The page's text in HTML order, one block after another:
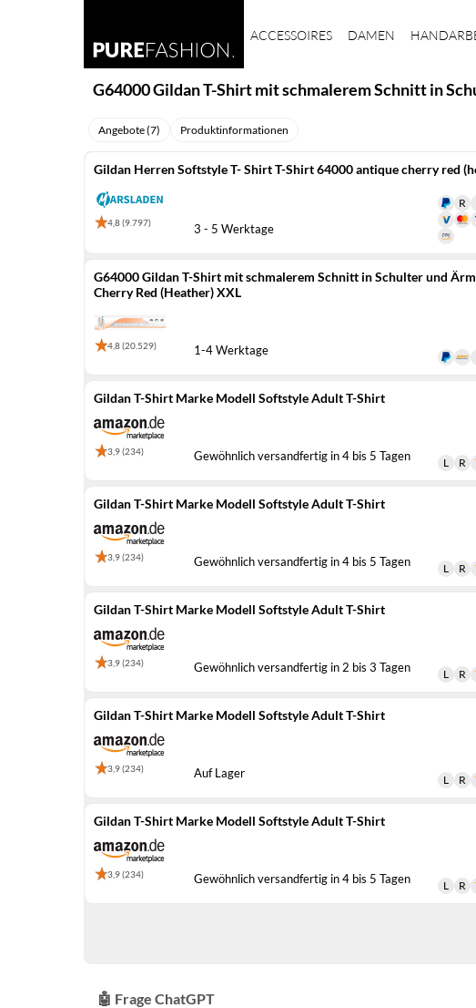
ACCESSOIRES DAMEN
G64000 Gildan T-Shirt mit schmalerem Schnitt in
Angebote (7) Produktinformationen
Gildan Herren Softstyle T- Shirt T-Shirt 64000 antique cherry red
4,8 (9.797)
3 - 5 Werktage
G64000 Gildan T-Shirt mit schmalerem Schnitt in Schulter und
Cherry Red (Heather) XXL
4,8 (20.529) 1-4 Werktage
Gildan T-Shirt Marke Modell Softstyle Adult T-Shirt
3,9 (234) Gewöhnlich versandfertig in 4 bis 5 Tagen
Gildan T-Shirt Marke Modell Softstyle Adult T-Shirt
3,9 (234) Gewöhnlich versandfertig in 4 bis 5 Tagen
Gildan T-Shirt Marke Modell Softstyle Adult T-Shirt
3,9 (234)
Gewöhnlich versandfertig in 2 bis 3 Tagen
Gildan T-Shirt Marke Modell Softstyle Adult T-Shirt
3,9 (234) Auf Lager
Gildan T-Shirt Marke Modell Softstyle Adult T-Shirt
3,9 (234) Gewöhnlich versandfertig in 4 bis 5 Tagen
🤖 Frage ChatGPT